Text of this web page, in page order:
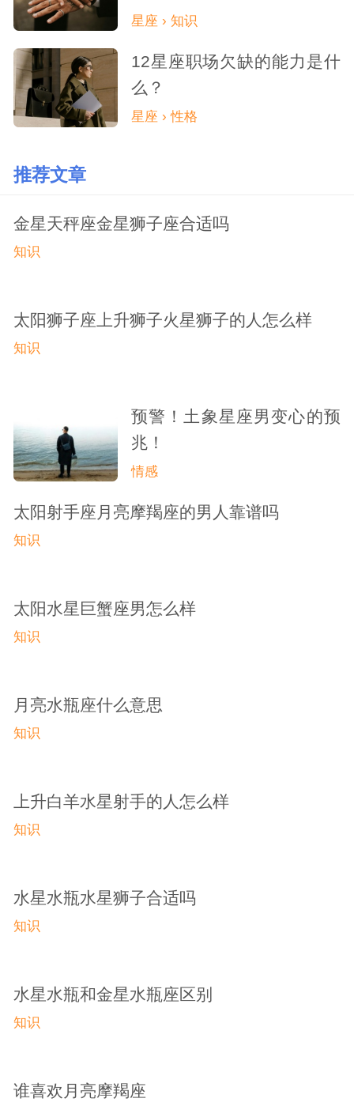
星座 › 知识
12星座职场欠缺的能力是什
么？
星座 › 性格
推荐文章
金星天秤座金星狮子座合适吗
知识
太阳狮子座上升狮子火星狮子的人怎么样
知识
预警！土象星座男变心的预
兆！
情感
太阳射手座月亮摩羯座的男人靠谱吗
知识
太阳水星巨蟹座男怎么样
知识
月亮水瓶座什么意思
知识
上升白羊水星射手的人怎么样
知识
水星水瓶水星狮子合适吗
知识
水星水瓶和金星水瓶座区别
知识
谁喜欢月亮摩羯座